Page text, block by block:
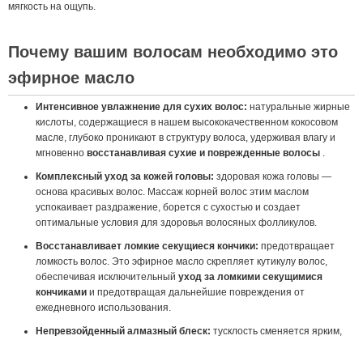
мягкость на ощупь.
Почему вашим волосам необходимо это
эфирное масло
Интенсивное увлажнение для сухих волос: натуральные жирные
кислоты, содержащиеся в нашем высококачественном кокосовом
масле, глубоко проникают в структуру волоса, удерживая влагу и
мгновенновосстанавливая сухие и поврежденные волосы .
Комплексный уход за кожей головы: здоровая кожа головы —
основа красивых волос. Массаж корней волос этим маслом
успокаивает раздражение, борется с сухостью и создает
оптимальные условия для здоровья волосяных фолликулов.
Восстанавливает ломкие секущиеся кончики: предотвращает
ломкость волос. Это эфирное масло скрепляет кутикулу волос,
обеспечивая исключительныйуход за ломкими секущимися
кончиками и предотвращая дальнейшие повреждения от
ежедневного использования.
Непревзойденный алмазный блеск: тусклость сменяется ярким,